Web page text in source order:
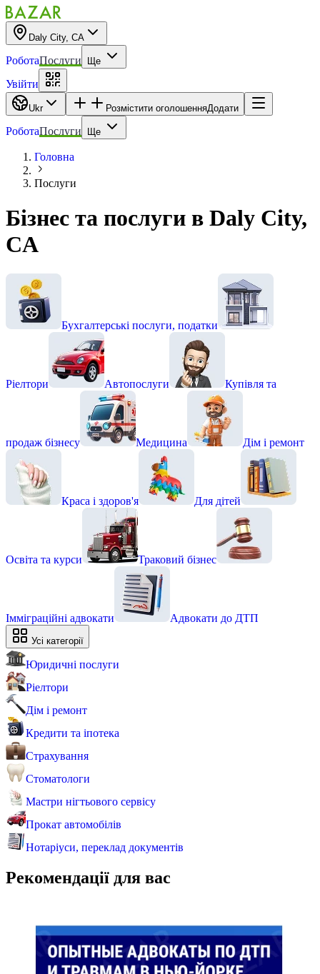
Daly City, CA
РоботаПослуги Ще
Увійти
Ukr Розмістити оголошенняДодати
РоботаПослуги Ще
Головна
Послуги
Бізнес та послуги в Daly City,
CA
Бухгалтерські послуги, податки
Ріелтори Автопослуги Купівля та
продаж бізнесу Медицина Дім і ремонт
Краса і здоров'я Для дітей
Освіта та курси Траковий бізнес
Імміграційні адвокати Адвокати до ДТП
Усі категорії
Юридичні послуги
Ріелтори
Дім і ремонт
Кредити та іпотека
Страхування
Стоматологи
Мастри нігтьового сервісу
Прокат автомобілів
Нотаріуси, переклад документів
Рекомендації для вас